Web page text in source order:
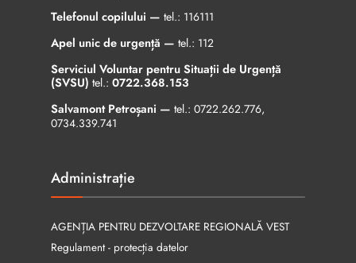
Telefonul copilului — tel.: 116111
Apel unic de urgență — tel.: 112
Serviciul Voluntar pentru Situații de Urgență
(SVSU) tel.: 0722.368.153
Salvamont Petroșani — tel.: 0722.262.776,
0734.339.741
Administrație
AGENȚIA PENTRU DEZVOLTARE REGIONALĂ VEST
Regulament - protecția datelor